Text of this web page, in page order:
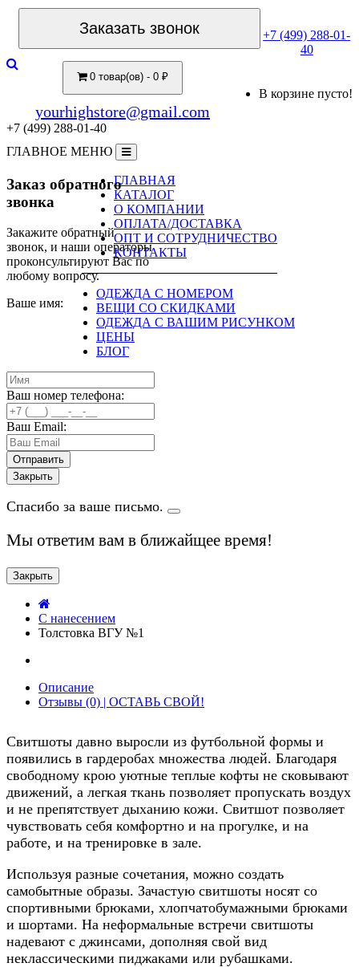
Заказать звонок
+7 (499) 288-01-
40
0 товар(ов) - 0 ₽
В корзине пусто!
yourhighstore@gmail.com
+7 (499) 288-01-40
ГЛАВНОЕ МЕНЮ
ГЛАВНАЯ
КАТАЛОГ
О КОМПАНИИ
ОПЛАТА/ДОСТАВКА
ОПТ И СОТРУДНИЧЕСТВО
КОНТАКТЫ
ОДЕЖДА С НОМЕРОМ
ВЕЩИ СО СКИДКАМИ
ОДЕЖДА С ВАШИМ РИСУНКОМ
ЦЕНЫ
БЛОГ
Заказ обратного
звонка
Закажите обратный
звонок, и наши операторы
проконсультируют Вас по
любому вопросу.
Ваше имя:
Ваш номер телефона:
Ваш Email:
Закрыть
Спасибо за ваше письмо.
Мы ответим вам в ближайщее время!
Закрыть
C нанесением
Толстовка ВГУ №1
Описание
Отзывы (0) | ОСТАВЬ СВОЙ!
Свитшоты давно выросли из футбольной формы и
появились в гардеробах множества людей. Благодаря
свободному крою уютные теплые кофты не сковывают
движений, а легкая ткань позволяет пропускать воздух
и не препятствует дыханию кожи. Свитшот позволяет
чувствовать себя комфортно и на прогулке, и на
работе, и на тренировке в зале.
Используя разные сочетания, можно создать
самобытные образы. Зачастую свитшоты носят со
спортивными брюками, хлопчатобумажными брюками
и шортами. На неформальные встречи свитшоты
надевают с джинсами, дополняя свой вид
неклассическими пиджаками или рубашками.